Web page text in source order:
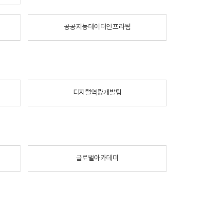
공공지능데이터인프라팀
디지털역량개발팀
글로벌아카데미